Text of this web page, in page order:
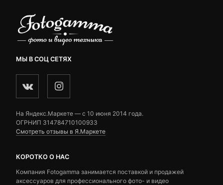
МЫ В СОЦ СЕТЯХ
На Яндекс.Маркете — c 10 июня 2014 года.
ОГРНИП 314784710100933
Смотреть отзывы в Я.Маркете
КОРОТКО О НАС
Компания Fotogamma занимается поставкой и продажей
аксессуаров для профессионального фото- и видео